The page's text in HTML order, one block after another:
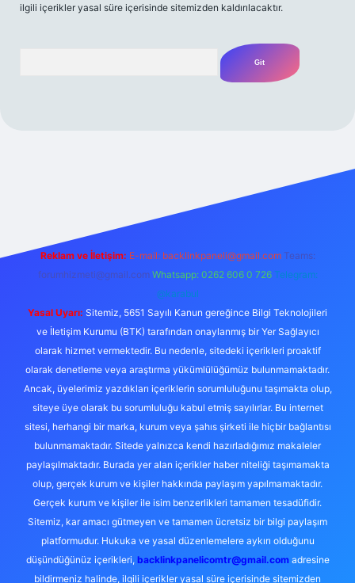
ilgili içerikler yasal süre içerisinde sitemizden kaldırılacaktır.
Reklam ve İletişim: E-mail: backlinkpaneli@gmail.com Teams:
forumhizmeti@gmail.com Whatsapp: 0262 606 0 726 Telegram:
@karabul
Yasal Uyarı: Sitemiz, 5651 Sayılı Kanun gereğince Bilgi Teknolojileri
ve İletişim Kurumu (BTK) tarafından onaylanmış bir Yer Sağlayıcı
olarak hizmet vermektedir. Bu nedenle, sitedeki içerikleri proaktif
olarak denetleme veya araştırma yükümlülüğümüz bulunmamaktadır.
Ancak, üyelerimiz yazdıkları içeriklerin sorumluluğunu taşımakta olup,
siteye üye olarak bu sorumluluğu kabul etmiş sayılırlar. Bu internet
sitesi, herhangi bir marka, kurum veya şahıs şirketi ile hiçbir bağlantısı
bulunmamaktadır. Sitede yalnızca kendi hazırladığımız makaleler
paylaşılmaktadır. Burada yer alan içerikler haber niteliği taşımamakta
olup, gerçek kurum ve kişiler hakkında paylaşım yapılmamaktadır.
Gerçek kurum ve kişiler ile isim benzerlikleri tamamen tesadüfidir.
Sitemiz, kar amacı gütmeyen ve tamamen ücretsiz bir bilgi paylaşım
platformudur. Hukuka ve yasal düzenlemelere aykırı olduğunu
düşündüğünüz içerikleri, backlinkpanelicomtr@gmail.comadresine
bildirmeniz halinde, ilgili içerikler yasal süre içerisinde sitemizden